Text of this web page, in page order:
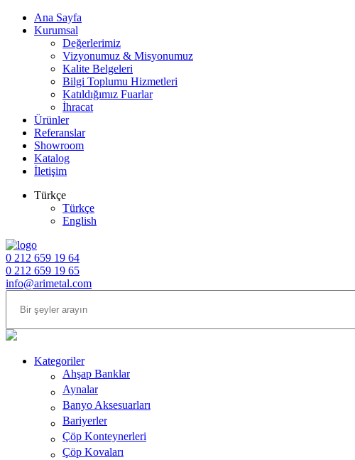
Ana Sayfa
Kurumsal
Değerlerimiz
Vizyonumuz & Misyonumuz
Kalite Belgeleri
Bilgi Toplumu Hizmetleri
Katıldığımız Fuarlar
İhracat
Ürünler
Referanslar
Showroom
Katalog
İletişim
Türkçe
Türkçe
English
0 212 659 19 64
0 212 659 19 65
info@arimetal.com
Kategoriler
Ahşap Banklar
Aynalar
Banyo Aksesuarları
Bariyerler
Çöp Konteynerleri
Çöp Kovaları